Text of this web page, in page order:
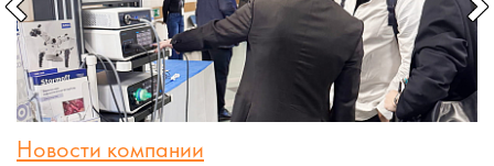
Новости компании